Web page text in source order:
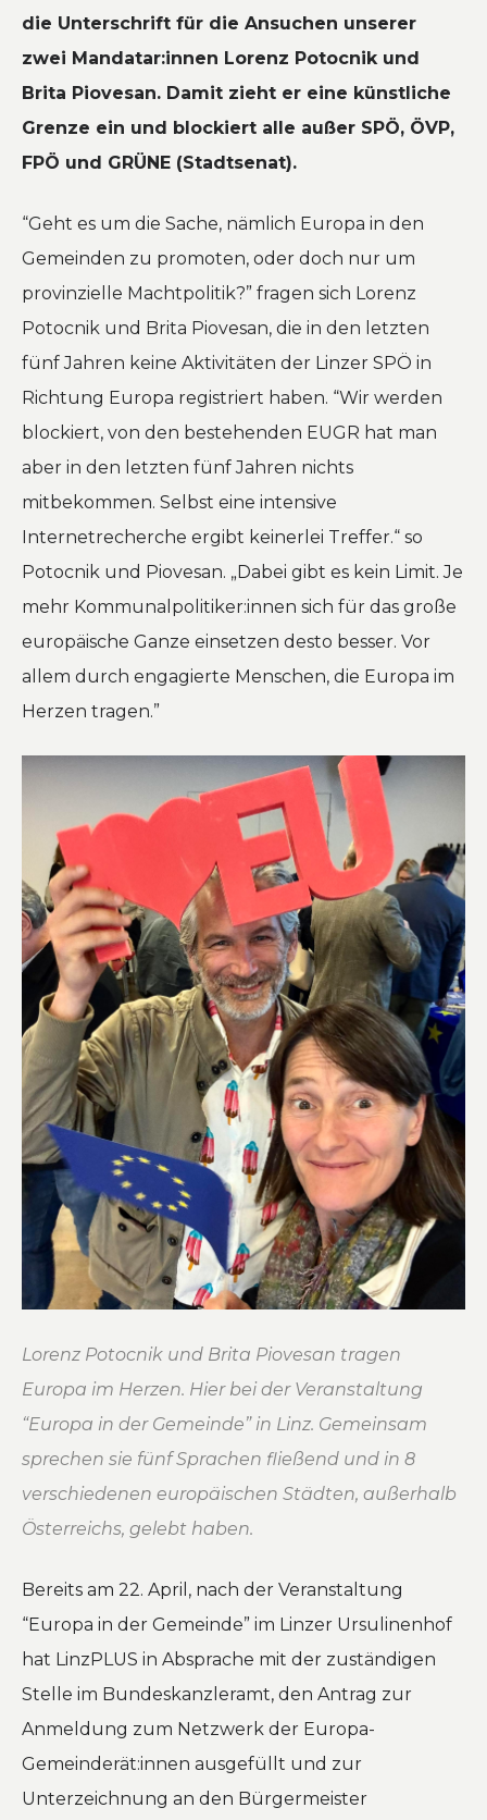
die Unterschrift für die Ansuchen unserer
zwei Mandatar:innen Lorenz Potocnik und
Brita Piovesan. Damit zieht er eine künstliche
Grenze ein und blockiert alle außer SPÖ, ÖVP,
FPÖ und GRÜNE (Stadtsenat).
“Geht es um die Sache, nämlich Europa in den
Gemeinden zu promoten, oder doch nur um
provinzielle Machtpolitik?” fragen sich Lorenz
Potocnik und Brita Piovesan, die in den letzten
fünf Jahren keine Aktivitäten der Linzer SPÖ in
Richtung Europa registriert haben. “Wir werden
blockiert, von den bestehenden EUGR hat man
aber in den letzten fünf Jahren nichts
mitbekommen. Selbst eine intensive
Internetrecherche ergibt keinerlei Treffer.“ so
Potocnik und Piovesan. „Dabei gibt es kein Limit. Je
mehr Kommunalpolitiker:innen sich für das große
europäische Ganze einsetzen desto besser. Vor
allem durch engagierte Menschen, die Europa im
Herzen tragen.”
Lorenz Potocnik und Brita Piovesan tragen
Europa im Herzen. Hier bei der Veranstaltung
“Europa in der Gemeinde” in Linz. Gemeinsam
sprechen sie fünf Sprachen fließend und in 8
verschiedenen europäischen Städten, außerhalb
Österreichs, gelebt haben.
Bereits am 22. April, nach der Veranstaltung
“Europa in der Gemeinde” im Linzer Ursulinenhof
hat LinzPLUS in Absprache mit der zuständigen
Stelle im Bundeskanzleramt, den Antrag zur
Anmeldung zum Netzwerk der Europa-
Gemeinderät:innen ausgefüllt und zur
Unterzeichnung an den Bürgermeister